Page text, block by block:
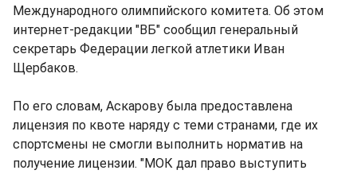
Международного олимпийского комитета. Об этом
интернет-редакции "ВБ" сообщил генеральный
секретарь Федерации легкой атлетики Иван
Щербаков.
По его словам, Аскарову была предоставлена
лицензия по квоте наряду с теми странами, где их
спортсмены не смогли выполнить норматив на
получение лицензии. "МОК дал право выступить